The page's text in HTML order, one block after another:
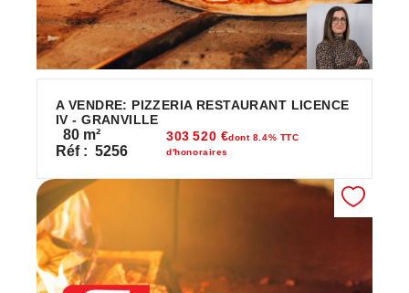
A VENDRE: PIZZERIA RESTAURANT LICENCE
IV - GRANVILLE
80 m²
Réf : 5256
303 520 €dont 8.4% TTC
d'honoraires